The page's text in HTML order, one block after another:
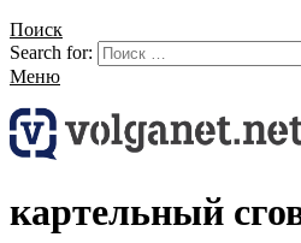
Поиск
Search for:
Меню
картельный